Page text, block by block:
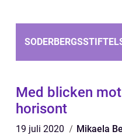
Med blicken
horisont
19 juli 2020 Mikaela